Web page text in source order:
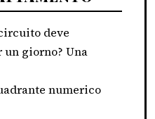
deve
giorno? Una
numerico